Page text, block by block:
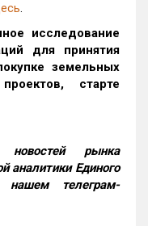
.
исследование
для принятия
земельных
старте
рынка
аналитики Единого
телеграм-